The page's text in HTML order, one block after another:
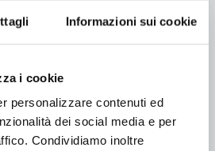
Informazioni sui cookie
i cookie
personalizzare contenuti ed
dei social media e per
Condividiamo inoltre